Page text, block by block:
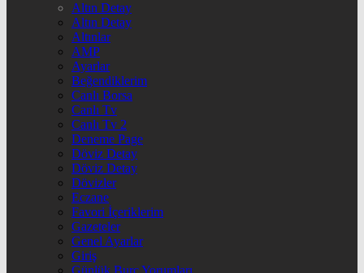
Altın Detay
Altın Detay
Altınlar
AMP
Ayarlar
Beğendiklerim
Canlı Borsa
Canlı Tv
Canlı Tv 2
Deneme Page
Döviz Detay
Döviz Detay
Dövizler
Eczane
Favori İçeriklerim
Gazeteler
Genel Ayarlar
Giriş